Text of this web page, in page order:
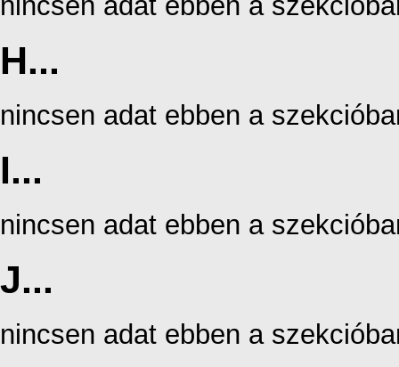
H...
nincsen adat ebben a
I...
nincsen adat ebben a
J...
nincsen adat ebben a